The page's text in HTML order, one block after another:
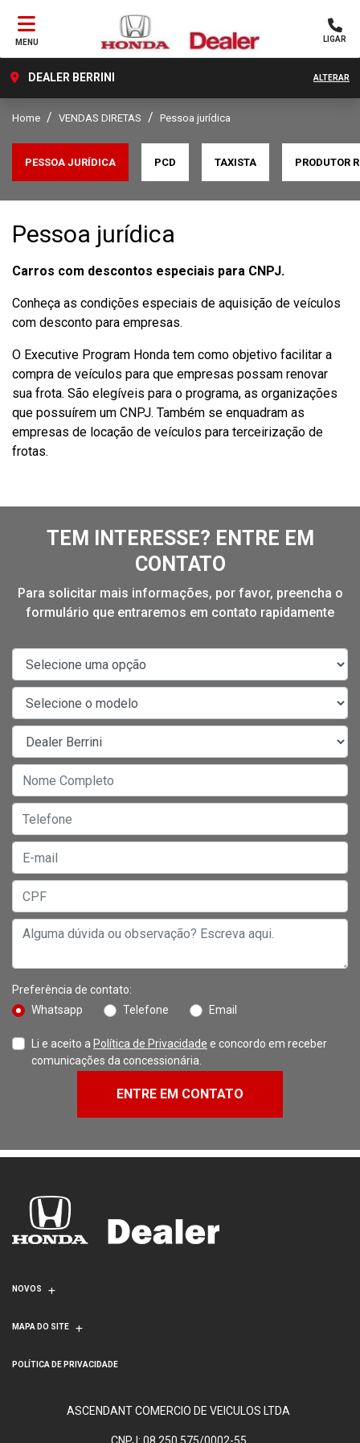
MENU LIGAR
DEALER BERRINI ALTERAR
Home VENDAS DIRETAS Pessoa jurídica
PCD
PESSOA JURÍDICA TAXISTA PRODUTOR
Pessoa jurídica
Carros com descontos especiais para CNPJ.
Conheça as condições especiais de aquisição de veículos
com desconto para empresas.
O Executive Program Honda tem como objetivo facilitar a
compra de veículos para que empresas possam renovar
sua frota. São elegíveis para o programa, as organizações
que possuírem um CNPJ. Também se enquadram as
empresas de locação de veículos para terceirização de
frotas.
TEM INTERESSE? ENTRE EM
CONTATO
Para solicitar mais informações, por favor, preencha o
formulário que entraremos em contato rapidamente
Preferência de contato:
Whatsapp
Telefone Email
Li e aceito a Política de Privacidade e concordo em receber
comunicações da concessionária.
ENTRE EM CONTATO
NOVOS
MAPA DO SITE
POLÍTICA DE PRIVACIDADE
ASCENDANT COMERCIO DE VEICULOS LTDA